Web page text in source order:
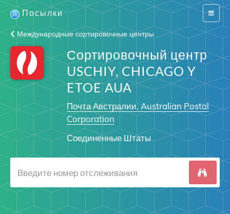
Switch
Посылки
Международные сортировочные центры
Сортировочный центр
USCHIY, CHICAGO Y
ETOE AUA
Почта Австралии, Australian Postal
Corporation
Соединенные Штаты